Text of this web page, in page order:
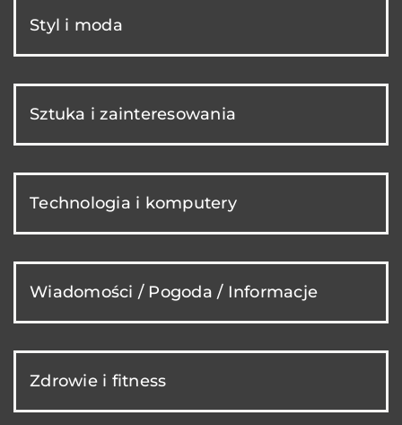
Styl i moda
Sztuka i zainteresowania
Technologia i komputery
Wiadomości / Pogoda / Informacje
Zdrowie i fitness